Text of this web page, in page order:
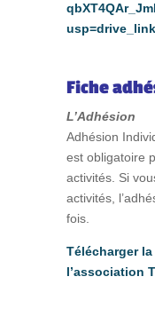
usp=drive_link
Fiche
L’Adhésion
Adhésion
est obligatoire
activités. Si
activités,
fois.
Télécharger
l’association